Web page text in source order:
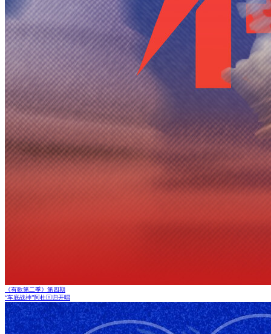
《有歌第二季》第四期
“车底战神”阿杜回归开唱